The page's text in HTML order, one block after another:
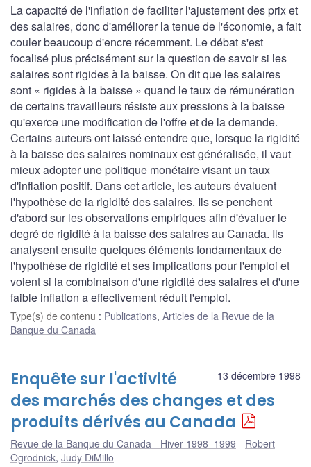
La capacité de l'inflation de faciliter l'ajustement des prix et
des salaires, donc d'améliorer la tenue de l'économie, a fait
couler beaucoup d'encre récemment. Le débat s'est
focalisé plus précisément sur la question de savoir si les
salaires sont rigides à la baisse. On dit que les salaires
sont « rigides à la baisse » quand le taux de rémunération
de certains travailleurs résiste aux pressions à la baisse
qu'exerce une modification de l'offre et de la demande.
Certains auteurs ont laissé entendre que, lorsque la rigidité
à la baisse des salaires nominaux est généralisée, il vaut
mieux adopter une politique monétaire visant un taux
d'inflation positif. Dans cet article, les auteurs évaluent
l'hypothèse de la rigidité des salaires. Ils se penchent
d'abord sur les observations empiriques afin d'évaluer le
degré de rigidité à la baisse des salaires au Canada. Ils
analysent ensuite quelques éléments fondamentaux de
l'hypothèse de rigidité et ses implications pour l'emploi et
voient si la combinaison d'une rigidité des salaires et d'une
faible inflation a effectivement réduit l'emploi.
Type(s) de contenu : Publications, Articles de la Revue de la
Banque du Canada
13 décembre 1998
Enquête sur l'activité
des marchés des changes et des
produits dérivés au Canada
Revue de la Banque du Canada - Hiver 1998–1999
Robert
Ogrodnick, Judy DiMillo